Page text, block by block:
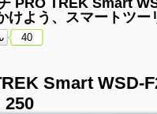
PRO TREK Smart
よう、スマートツー
40
Smart WSD-
250